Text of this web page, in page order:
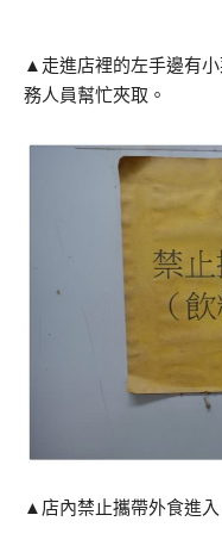
▲走進店裡的左手邊有
務人員幫忙夾取。
▲店內禁止攜帶外食進入